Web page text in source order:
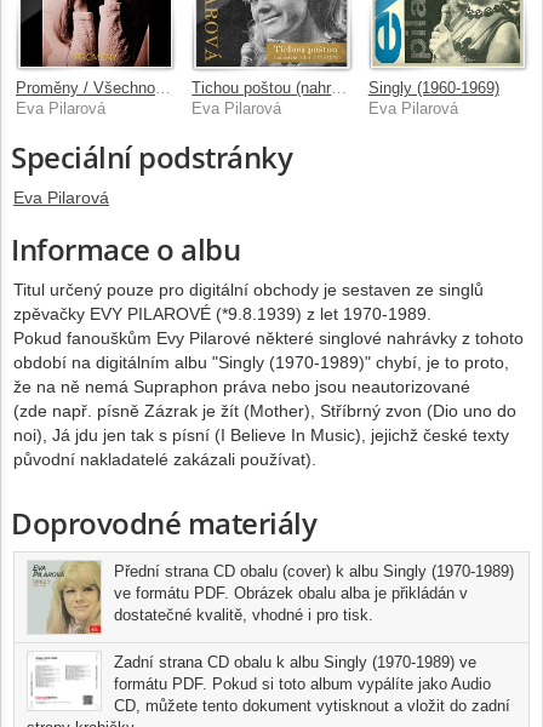
Proměny / Všechno nejlepší
Eva Pilarová
Tichou poštou (nahrávky z let 1970-1979)
Eva Pilarová
Singly (1960-1969)
Eva Pilarová
Speciální podstránky
Eva Pilarová
Informace o albu
Titul určený pouze pro digitální obchody je sestaven ze singlů
zpěvačky EVY PILAROVÉ (*9.8.1939) z let 1970-1989.
Pokud fanouškům Evy Pilarové některé singlové nahrávky z tohoto
období na digitálním albu "Singly (1970-1989)" chybí, je to proto,
že na ně nemá Supraphon práva nebo jsou neautorizované
(zde např. písně Zázrak je žít (Mother), Stříbrný zvon (Dio uno do
noi), Já jdu jen tak s písní (I Believe In Music), jejichž české texty
původní nakladatelé zakázali používat).
Doprovodné materiály
Přední strana CD obalu (cover) k albu Singly (1970-1989)
ve formátu PDF. Obrázek obalu alba je přikládán v
dostatečné kvalitě, vhodné i pro tisk.
Zadní strana CD obalu k albu Singly (1970-1989) ve
formátu PDF. Pokud si toto album vypálíte jako Audio
CD, můžete tento dokument vytisknout a vložit do zadní